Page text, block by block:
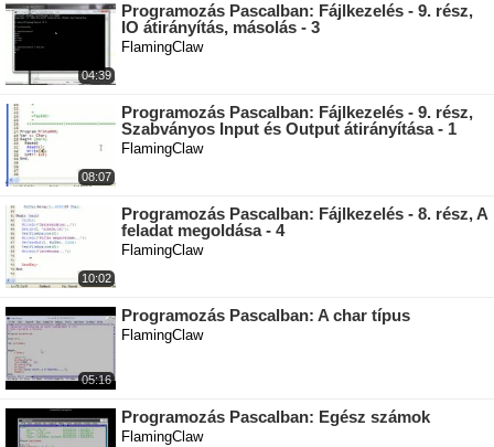
04:39
Programozás Pascalban: Fájlkezelés - 9. rész,
IO átirányítás, másolás - 3
FlamingClaw
08:07
Programozás Pascalban: Fájlkezelés - 9. rész,
Szabványos Input és Output átirányítása - 1
FlamingClaw
10:02
Programozás Pascalban: Fájlkezelés - 8. rész, A
feladat megoldása - 4
FlamingClaw
05:16
Programozás Pascalban: A char típus
FlamingClaw
Programozás Pascalban: Egész számok
FlamingClaw